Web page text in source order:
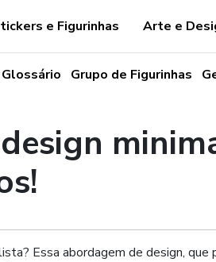
e Figurinhas Arte e
Glossário Grupo de Figurinhas
Essa abordagem de design, que